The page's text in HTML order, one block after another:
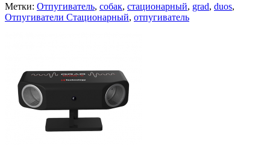
Метки: Отпугиватель, собак, стационарный, grad, duos,
Отпугиватели Стационарный, отпугиватель